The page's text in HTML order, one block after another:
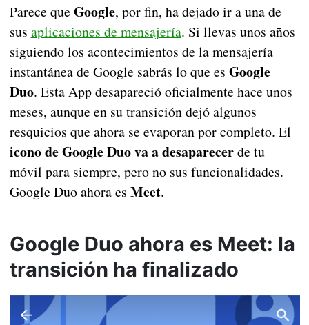
Parece que Google, por fin, ha dejado ir a una de
sus aplicaciones de mensajería. Si llevas unos años
siguiendo los acontecimientos de la mensajería
instantánea de Google sabrás lo que es Google
Duo. Esta App desapareció oficialmente hace unos
meses, aunque en su transición dejó algunos
resquicios que ahora se evaporan por completo. El
icono de Google Duo va a desaparecerde tu
móvil para siempre, pero no sus funcionalidades.
Google Duo ahora es Meet.
Google Duo ahora es Meet: la
transición ha finalizado